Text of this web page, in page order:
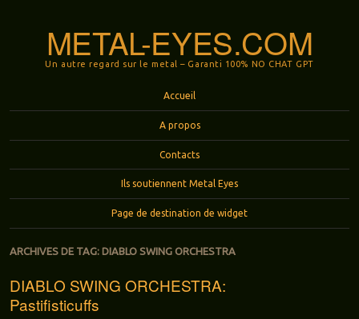
METAL-EYES.COM
Un autre regard sur le metal – Garanti 100% NO CHAT GPT
Accueil
A propos
Contacts
Ils soutiennent Metal Eyes
Page de destination de widget
ARCHIVES DE TAG: DIABLO SWING ORCHESTRA
DIABLO SWING ORCHESTRA:
Pastifisticuffs